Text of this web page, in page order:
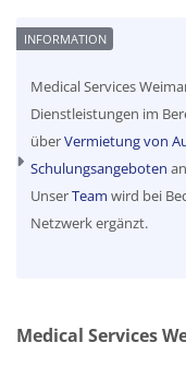
Blöcke
Medical Services
Dienstleistungen im
überVermietung von
Schulungsangeboten
UnserTeam wird bei
Netzwerk ergänzt.
Medical Services